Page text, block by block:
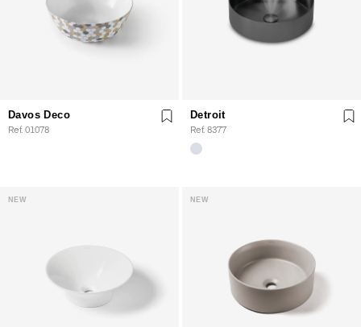
Davos Deco
Ref. 01078
Detroit
Ref. 8377
NEW NEW